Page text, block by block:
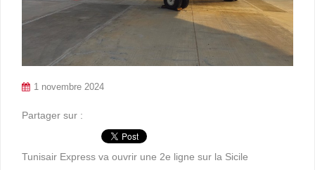
1 novembre 2024
Partager sur :
Tunisair Express va ouvrir une 2e ligne sur la Sicile